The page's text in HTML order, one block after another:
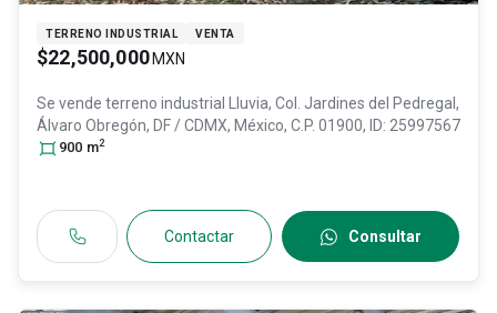
TERRENO INDUSTRIAL VENTA
$22,500,000 MXN
Se vende terreno industrial
Lluvia, Col. Jardines del Pedregal,
Álvaro Obregón, DF / CDMX, México, C.P. 01900, ID: 25997567
900 m2
Contactar Consultar